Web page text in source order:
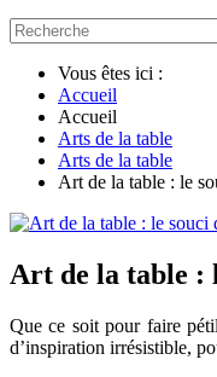
Vous êtes ici :
Accueil
Accueil
Arts de la table
Arts de la table
Art de la table : le
Art de la table :
Que ce soit pour faire
d’inspiration irrésistible,